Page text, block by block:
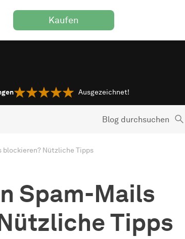
Kaufen
Ausgezeichnet!
Blog durchsuchen
blockieren? Nützliche Tipps
Spam-Mails
Tipps